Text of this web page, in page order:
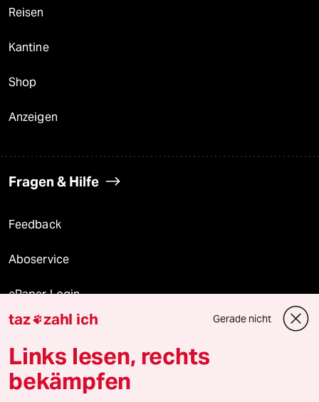
Reisen
Kantine
Shop
Anzeigen
Fragen & Hilfe
Feedback
Aboservice
ePaper Login
Downloads für Abonnierende
© 2026 taz Verlags und Vertriebs GmbH
taz zahl ich Gerade nicht
Links lesen, rechts
bekämpfen